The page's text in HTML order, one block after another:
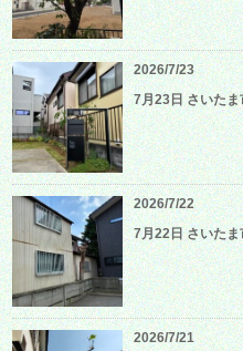
2026/7/23
7月23日 さいた
2026/7/22
7月22日 さいた
2026/7/21